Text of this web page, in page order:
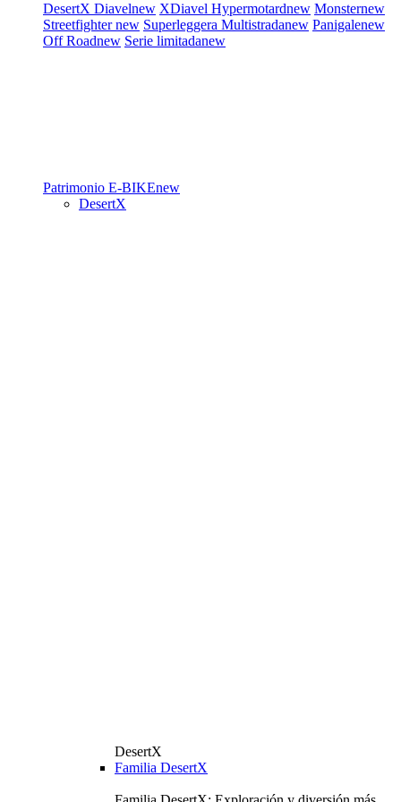
DesertX Diavelnew XDiavel Hypermotardnew Monsternew
Streetfighternew Superleggera Multistradanew Panigalenew
Off Roadnew Serie limitadanew
Patrimonio E-BIKEnew
DesertX
DesertX
Familia DesertX